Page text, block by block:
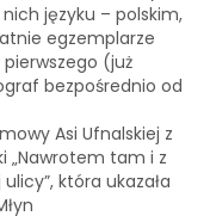
języku – polskim,
egzemplarze
pierwszego (już
bezpośrednio od
Asi Ufnalskiej z
„Nawrotem tam i z
która ukazała